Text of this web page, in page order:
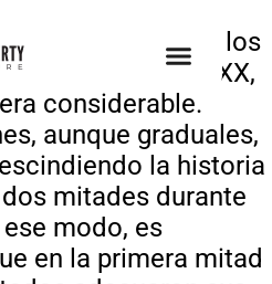
adoptada por los
todo el siglo XX,
considerable.
aunque graduales,
la historia
mitades durante
modo, es
en la primera mitad